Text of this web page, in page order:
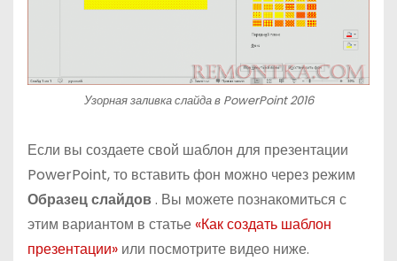
Узорная заливка слайда в PowerPoint 2016
Если вы создаете свой шаблон для презентации
PowerPoint, то вставить фон можно через режим
Образец слайдов. Вы можете познакомиться с
этим вариантом в статье «Как создать шаблон
презентации» или посмотрите видео ниже.